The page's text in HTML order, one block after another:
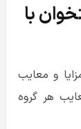
با
و معایب
هر گروه